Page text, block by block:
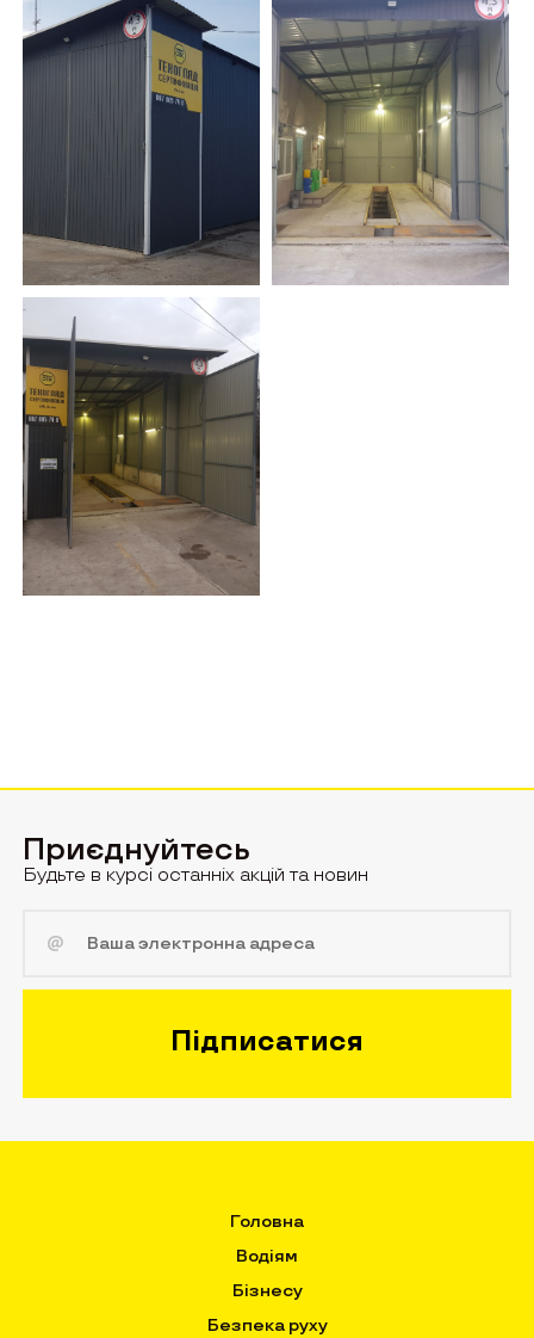
Приєднуйтесь
Будьте в курсі останніх акцій та новин
Головна
Водіям
Бізнесу
Безпека руху